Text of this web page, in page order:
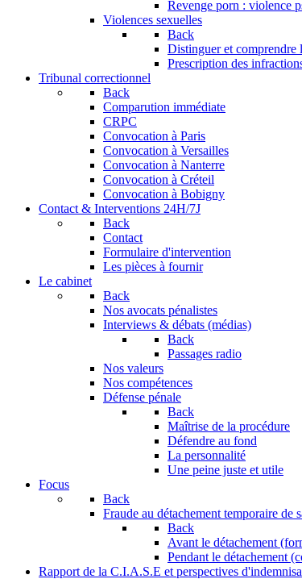
Revenge porn : violence
Violences sexuelles
Back
Distinguer et comprendre
Prescription des
Tribunal correctionnel
Back
Comparution immédiate
CRPC
Convocation à Paris
Convocation à Versailles
Convocation à Nanterre
Convocation à Créteil
Convocation à Bobigny
Contact & Interventions 24H/7J
Back
Contact
Formulaire d'intervention
Les pièces à fournir
Le cabinet
Back
Nos avocats pénalistes
Interviews & débats (médias)
Back
Passages radio
Nos valeurs
Nos compétences
Défense pénale
Back
Maîtrise de la procédure
Défendre au fond
La personnalité
Une peine juste et utile
Focus
Back
Fraude au détachement temporaire de
Back
Avant le détachement
Pendant le détachement
Rapport de la C.I.A.S.E et perspectives